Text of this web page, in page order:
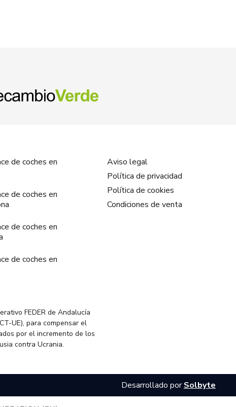
de coches en
de coches en
de coches en
de coches en
Aviso legal
Política de privacidad
Política de cookies
Condiciones de venta
FEDER de Andalucía
UE), para compensar el
por el incremento de los
contra Ucrania.
Desarrollado porSolbyte